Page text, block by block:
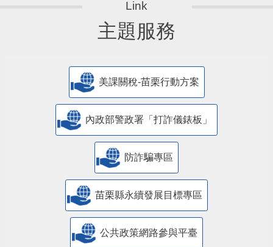
主題服務
美課關稅-苗栗行動方案
內政部警政署「打詐儀錶板」
防詐騙專區
苗栗縣永續發展目標專區
公共政策網路參與平臺